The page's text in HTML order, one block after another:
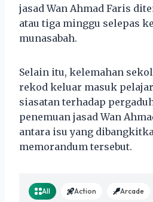
jasad Wan Ahmad Faris
atau tiga minggu selepas
munasabah.
Selain itu, kelemahan
rekod keluar masuk
siasatan terhadap
penemuan jasad Wan
antara isu yang
memorandum tersebut.